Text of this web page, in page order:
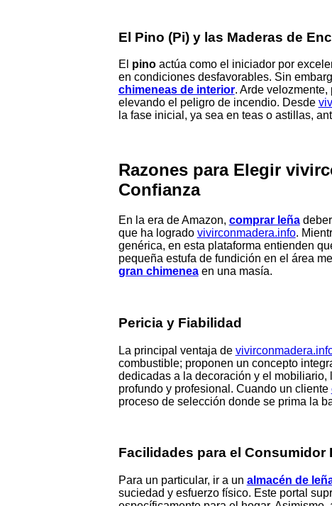
El Pino (Pi) y las Maderas de
El pinoactúa como el iniciador por
en condiciones desfavorables. Sin
chimeneas de interior. Arde
elevando el peligro de incendio. Desde
la fase inicial, ya sea en teas o astillas,
Razones para Elegir
Confianza
En la era de Amazon, comprar leña
que ha logrado vivirconmadera.info.
genérica, en esta plataforma entienden
pequeña estufa de fundición en el área
gran chimeneaen una masía.
Pericia y Fiabilidad
La principal ventaja de
combustible; proponen un concepto
dedicadas a la decoración y el
profundo y profesional. Cuando un cliente
proceso de selección donde se prima la
Facilidades para el Consumidor
Para un particular, ir a un almacén de
suciedad y esfuerzo físico. Este portal